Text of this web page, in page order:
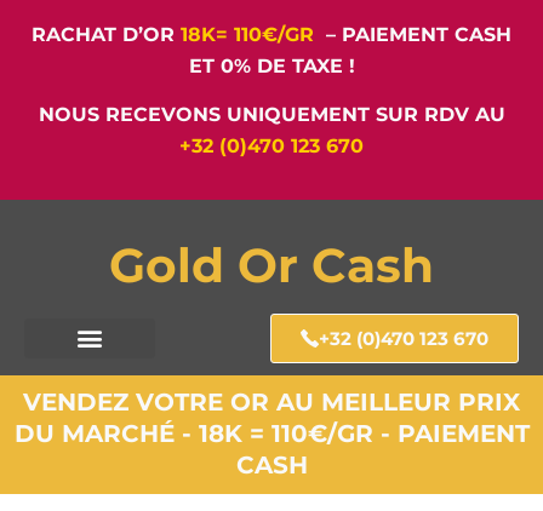
RACHAT D’OR 18K= 110€/GR – PAIEMENT CASH
ET 0% DE TAXE !
NOUS RECEVONS UNIQUEMENT SUR RDV AU
+32 (0)470 123 670
Gold Or Cash
+32 (0)470 123 670
VENDEZ VOTRE OR AU MEILLEUR PRIX
DU MARCHÉ - 18K = 110€/GR - PAIEMENT
CASH